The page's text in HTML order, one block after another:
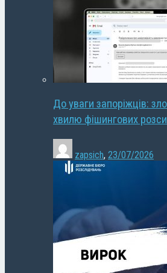
До уваги запоріжців:
хвилю фішингових
zapsich, 23/07/2026